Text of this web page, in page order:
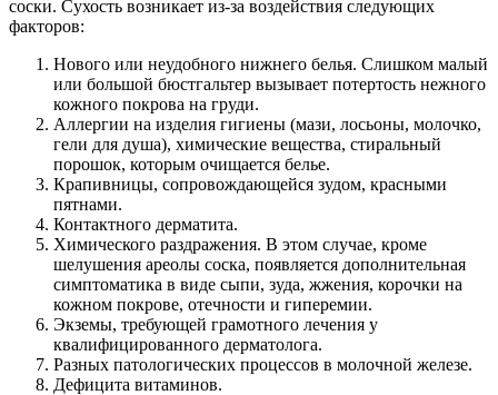
соски. Сухость возникает из-за воздействия следующих
факторов:
Нового или неудобного нижнего белья. Слишком малый
или большой бюстгальтер вызывает потертость нежного
кожного покрова на груди.
Аллергии на изделия гигиены (мази, лосьоны, молочко,
гели для душа), химические вещества, стиральный
порошок, которым очищается белье.
Крапивницы, сопровождающейся зудом, красными
пятнами.
Контактного дерматита.
Химического раздражения. В этом случае, кроме
шелушения ареолы соска, появляется дополнительная
симптоматика в виде сыпи, зуда, жжения, корочки на
кожном покрове, отечности и гиперемии.
Экземы, требующей грамотного лечения у
квалифицированного дерматолога.
Разных патологических процессов в молочной железе.
Дефицита витаминов.